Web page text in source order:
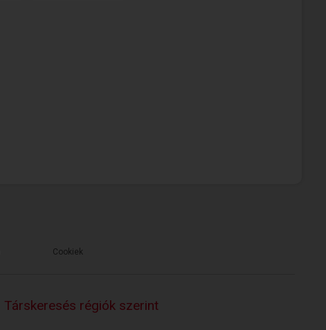
Cookiek
Társkeresés régiók szerint